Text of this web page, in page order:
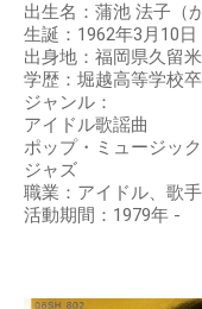
出生名：蒲池 法子（
生誕：1962年3月10日
出身地：福岡県久留
学歴：堀越高等学校
ジャンル：
アイドル歌謡曲
ポップ・ミュージック
ジャズ
職業：アイドル、歌
活動期間：1979年 -